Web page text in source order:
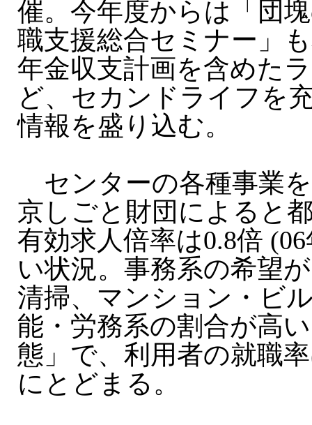
催。今年度からは「団
職支援総合セミナー」
年金収支計画を含めた
ど、セカンドライフを
情報を盛り込む。
センターの各種事業
京しごと財団によると
有効求人倍率は0.8倍
い状況。事務系の希望
清掃、マンション・ビ
能・労務系の割合が高
態」で、利用者の就職
にとどまる。